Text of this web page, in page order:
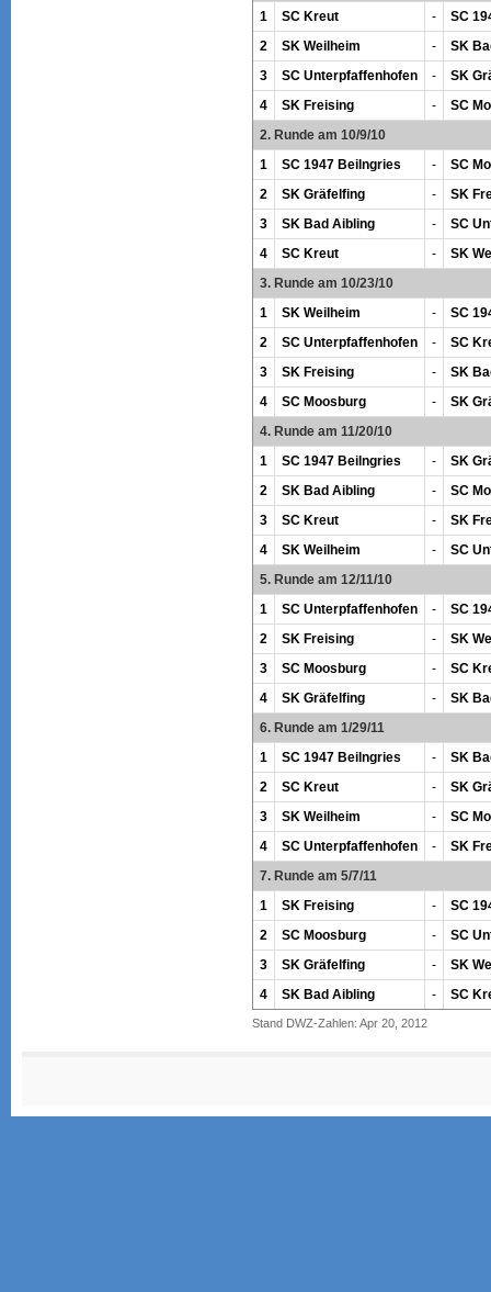
1
SC Kreut -
SC
2
SK Weilheim -
SK
3
SC Unterpfaffenhofen -
SK
4
SK Freising -
SC
2. Runde am 10/9/10
1
SC 1947 Beilngries -
SC
2
SK Gräfelfing -
SK
3
SK Bad Aibling -
SC
4
SC Kreut -
SK
3. Runde am 10/23/10
1
SK Weilheim -
SC
2
SC Unterpfaffenhofen -
SC
3
SK Freising -
SK
4
SC Moosburg -
SK
4. Runde am 11/20/10
1
SC 1947 Beilngries -
SK
2
SK Bad Aibling -
SC
3
SC Kreut -
SK
4
SK Weilheim -
SC
5. Runde am 12/11/10
1
SC Unterpfaffenhofen -
SC
2
SK Freising -
SK
3
SC Moosburg -
SC
4
SK Gräfelfing -
SK
6. Runde am 1/29/11
1
SC 1947 Beilngries -
SK
2
SC Kreut -
SK
3
SK Weilheim -
SC
4
SC Unterpfaffenhofen -
SK
7. Runde am 5/7/11
1
SK Freising -
SC
2
SC Moosburg -
SC
3
SK Gräfelfing -
SK
4
SK Bad Aibling - SC
Stand DWZ-Zahlen: Apr 20, 2012